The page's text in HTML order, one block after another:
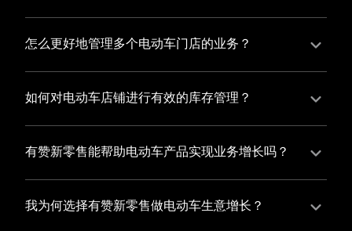
有赞新零售旗下产品营销工具、比如优惠券、满减活动
等，吸引更多客户到店消费。另外，通过有赞的微信公
以帮助您增加客流量，赢得客户的青睐
怎么更好地管理多个电动车门店的业务？
有赞新零售一站式解决方案，包括有赞微商城、有赞私
域运营以及有赞小程序商城，将助您轻松打通线上线下
您的业务蓬勃发展，收获更多满意客户。
如何对电动车店铺进行有效的库存管理？
您可以使用有赞的门店管理系统，它可以帮助您实现门
店数据的集中管理，包括订单管理、员工管理、库存管
有赞新零售能帮助电动车产品实现业务增长吗？
有赞新零售作为业内领先的一站式解决方案，整合线上
线下渠道、提供多样化店铺搭建、会员营销和大数据分
我为何选择有赞新零售做电动车生意增长？